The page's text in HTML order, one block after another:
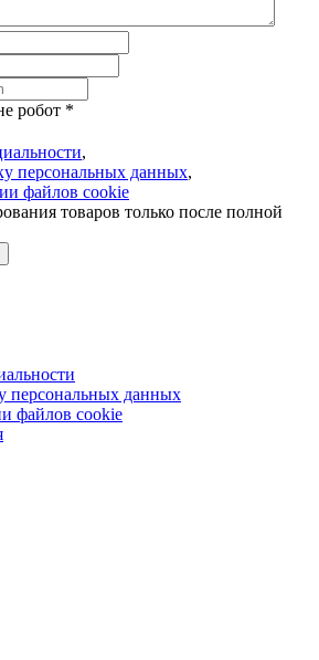
робот *
,
персональных данных,
файлов cookie
товаров только после полной
персональных данных
файлов cookie